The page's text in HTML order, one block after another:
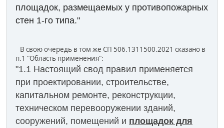
площадок, размещаемых у противопожарных
стен 1-го типа."
В свою очередь в том же СП 506.1311500.2021 сказано в
п.1 "Область применения":
"1.1 Настоящий свод правил применяется
при проектировании, строительстве,
капитальном ремонте, реконструкции,
техническом перевооружении зданий,
сооружений, помещений и площадок для